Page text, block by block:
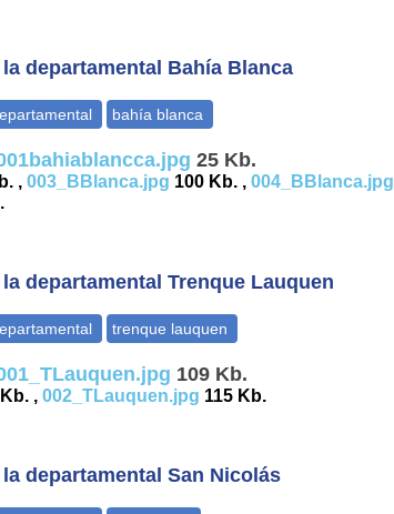
departamental Bahía Blanca
25 Kb.
, 003_BBlanca.jpg 100 Kb. , 004_BBlanca.jpg
departamental Trenque Lauquen
109 Kb.
, 002_TLauquen.jpg 115 Kb.
departamental San Nicolás